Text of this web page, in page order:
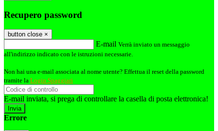
Recupero password
button close ×
E-mail Verrà inviato un messaggio
all'indirizzo indicato con le istruzioni necessarie.
Non hai una e-mail associata al nome utente? Effettua il reset della password
tramite la Login Spaggiari
E-mail inviata, si prega di controllare la casella di posta elettronica!
Errore